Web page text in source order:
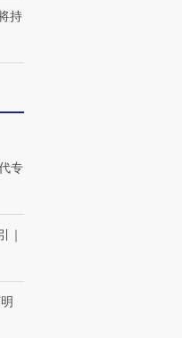
哈尔滨遭遇短时极端强降
3小时累计雨量超80毫
CFO：不靠规模取胜，华
住三大增长引擎是什么？
持
专
｜